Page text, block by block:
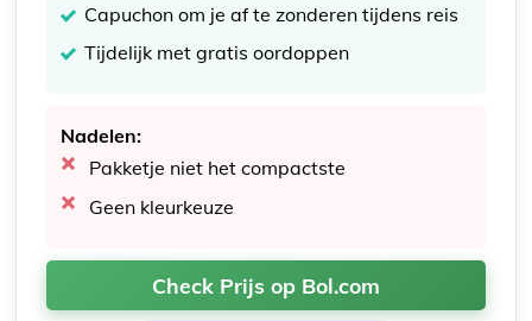
Capuchon om je af te zonderen tijdens reis
Tijdelijk met gratis oordoppen
Nadelen:
Pakketje niet het compactste
Geen kleurkeuze
Check Prijs op Bol.com